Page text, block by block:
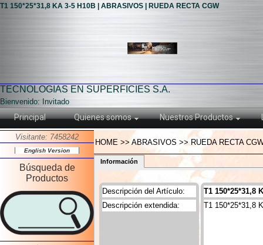
T1 150*25*31,8 KA 3-5 H10B | ABRASIVOS | RUEDA RECTA CGW
TECNOLOGIAS EN SUPERFICIES S.A.
Bienvenido: Invitado
Principal Quienes somos Nuestros Productos
Visitante: 7458242
English Version
Búsqueda de
Productos
HOME >> ABRASIVOS >> RUEDA RECTA
Información
Descripción del Artículo:
Descripción extendida:
T1 150*25*31,8
T1 150*25*31,8